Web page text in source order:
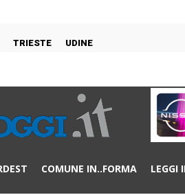
TRIESTE UDINE
COMUNE IN..FORMA LEGGI